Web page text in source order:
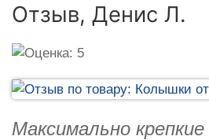
Отзыв, Денис Л.
Максимально